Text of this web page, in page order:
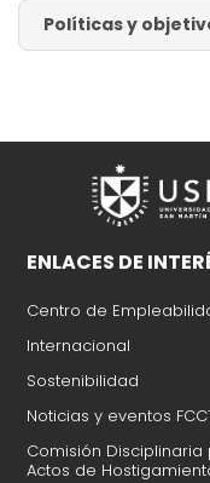
Políticas y
ENLACES DE
Centro de
Internacional
Sostenibilidad
Noticias y eventos
Comisión Disciplinaria
Actos de